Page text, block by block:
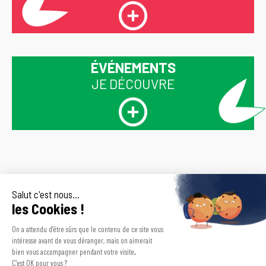
ÉVÉNEMENTS
JE DÉCOUVRE
Inscrivez-vous
pour recevoir
En vous inscrivant à la newsletter de
CDOS 30, vous déclarez avoir lu et
et avoir pris connaissance de notre